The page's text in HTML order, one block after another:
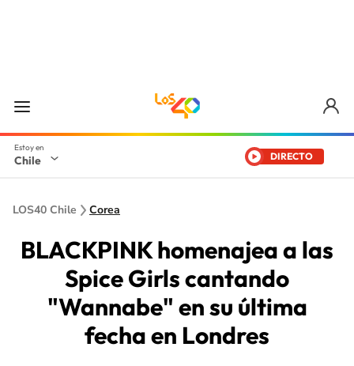
Chile DIRECTO
LOS40 Chile Corea
BLACKPINK homenajea a las
Spice Girls cantando
"Wannabe" en su última
fecha en Londres